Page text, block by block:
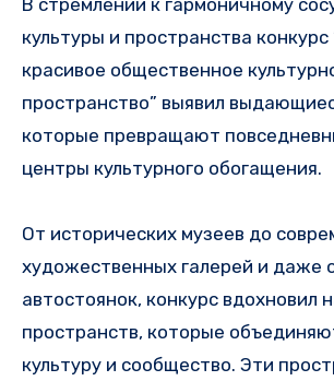
В стремлении к гармоничному сосуществованию
культуры и пространства конкурс
красивое общественное
пространство” выявил
которые превращают
центры культурного обогащения.
От исторических музеев до
художественных галерей и даже
автостоянок, конкурс вдохновил
пространств, которые
культуру и сообщество. Эти